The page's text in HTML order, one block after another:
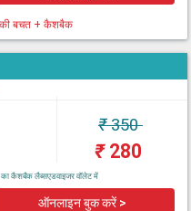
बचत + कैशबैक
₹350
₹280
कैशबैक लैब्सएडवाइजर वॉलेट में
ऑनलाइन बुक करें >